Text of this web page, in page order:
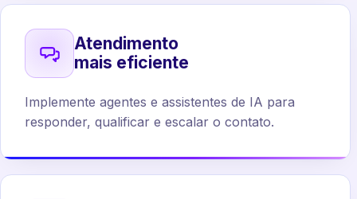
Atendimento
mais eficiente
Implemente agentes e assistentes de IA para
responder, qualificar e escalar o contato.